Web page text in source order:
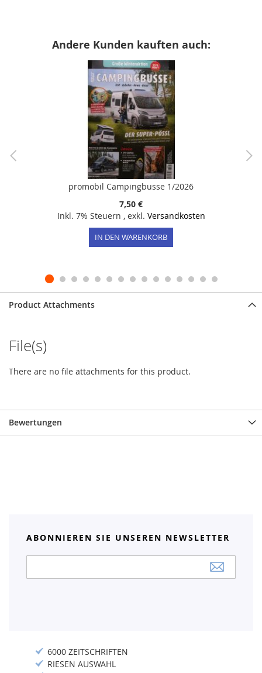
Andere Kunden kauften auch:
promobil Campingbusse 1/2026
7,50 €
Inkl. 7% Steuern , exkl. Versandkosten
IN DEN WARENKORB
Product Attachments
File(s)
There are no file attachments for this product.
Bewertungen
ABONNIEREN SIE UNSEREN NEWSLETTER
Newsletter:
6000 ZEITSCHRIFTEN
RIESEN AUSWAHL